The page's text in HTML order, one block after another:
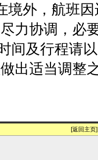
境外，航班
力协调，必
间及行程请
出适当调整
[返回主页]